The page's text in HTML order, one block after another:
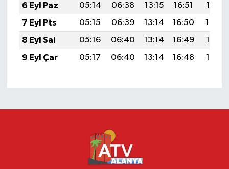
6 Eyl Paz
05:14 06:38 13:15 16:51
19:41
7 Eyl Pts
05:15 06:39 13:14 16:50
19:40
8 Eyl Sal
05:16 06:40 13:14 16:49
19:38
9 Eyl Çar
05:17 06:40 13:14 16:48 19:37